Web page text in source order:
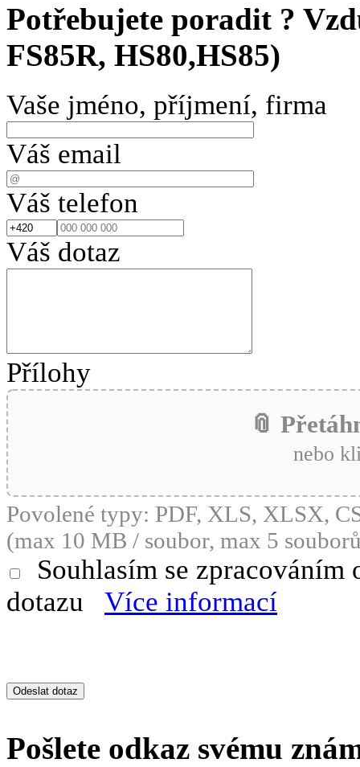
Potřebujete poradit ?
FS85R, HS80,HS85)
Vaše jméno, příjmení, firma
Váš email
Váš telefon
Váš dotaz
Přílohy
📎
nebo
Povolené typy: PDF, XLS, XLSX,
(max 10 MB / soubor, max 5
Souhlasím se
dotazu
Více informací
Pošlete odkaz svému